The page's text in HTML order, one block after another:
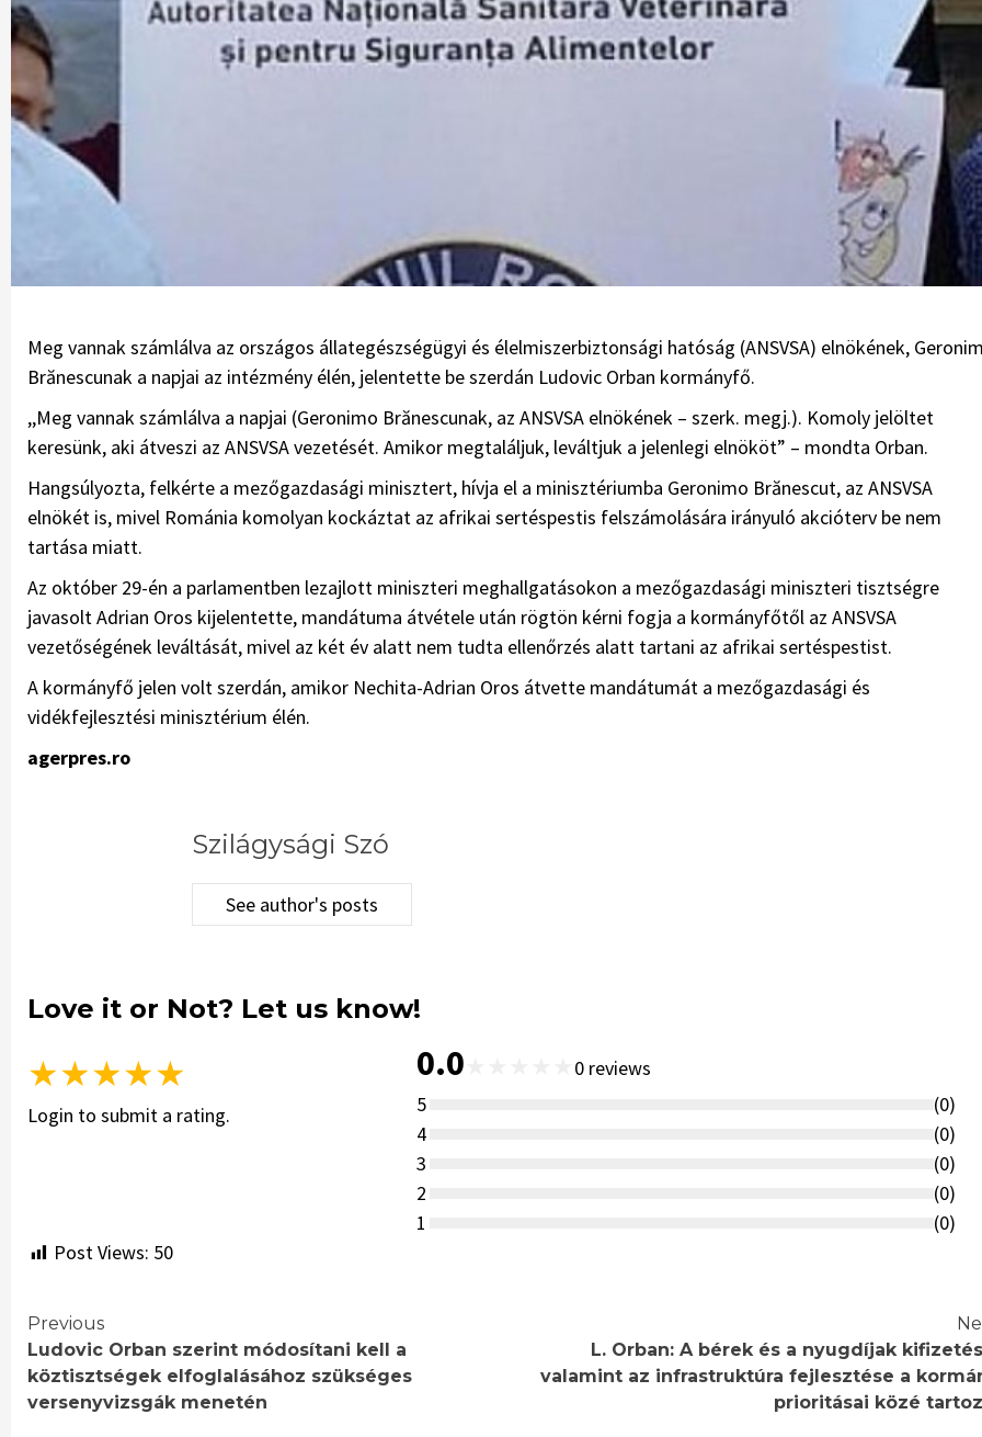
Meg vannak számlálva az országos állategészségügyi és élelmiszerbiztonsági hatóság (ANSVSA) elnökének,
Brănescunak a napjai az intézmény élén, jelentette be szerdán Ludovic Orban kormányfő.
,,Meg vannak számlálva a napjai (Geronimo Brănescunak, az ANSVSA elnökének – szerk. megj.). Komoly jelöltet
keresünk, aki átveszi az ANSVSA vezetését. Amikor megtaláljuk, leváltjuk a jelenlegi elnököt” – mondta Orban.
Hangsúlyozta, felkérte a mezőgazdasági minisztert, hívja el a minisztériumba Geronimo Brănescut, az ANSVSA
elnökét is, mivel Románia komolyan kockáztat az afrikai sertéspestis felszámolására irányuló akcióterv be nem
tartása miatt.
Az október 29-én a parlamentben lezajlott miniszteri meghallgatásokon a mezőgazdasági miniszteri tisztségre
javasolt Adrian Oros kijelentette, mandátuma átvétele után rögtön kérni fogja a kormányfőtől az ANSVSA
vezetőségének leváltását, mivel az két év alatt nem tudta ellenőrzés alatt tartani az afrikai sertéspestist.
A kormányfő jelen volt szerdán, amikor Nechita-Adrian Oros átvette mandátumát a mezőgazdasági és
vidékfejlesztési minisztérium élén.
agerpres.ro
Szilágysági Szó
See author's posts
Love it or Not? Let us know!
★★★★★
Login to submit a rating.
0.0 0 reviews
5
(0)
4
(0)
3
(0)
2
(0)
1
(0)
Post Views: 50
Continue
Reading
Previous
Ludovic Orban szerint módosítani kell a
köztisztségek elfoglalásához szükséges
versenyvizsgák menetén
L. Orban: A bérek és a nyugdíjak
valamint az infrastruktúra fejlesztése a
prioritásai közé